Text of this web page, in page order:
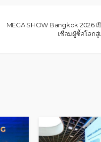
MEGA SHOW Bangkok 2026 เ
เชื่อมผู้ซื้อโลกสู่